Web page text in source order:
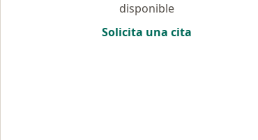
disponible
Solicita una cita